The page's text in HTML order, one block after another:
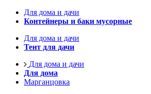
Для дома и дачи
Контейнеры и баки мусорные
Для дома и дачи
Тент для дачи
Для дома и дачи
Для дома
Марганцовка